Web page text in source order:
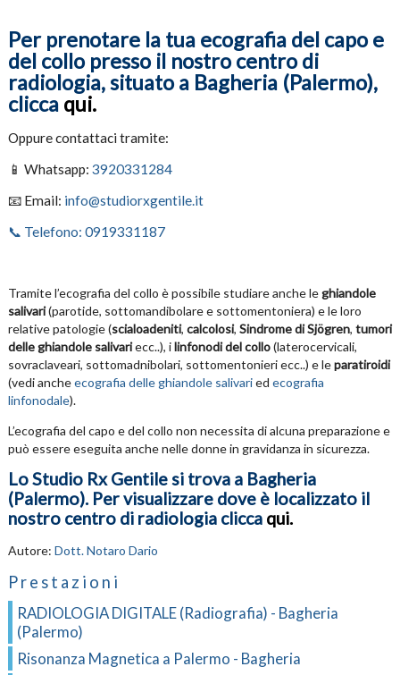
Per prenotare la tua ecografia del capo e
del collo presso il nostro centro di
radiologia, situato a Bagheria (Palermo),
clicca qui.
Oppure contattaci tramite:
📱 Whatsapp: 3920331284
📧 Email: info@studiorxgentile.it
📞 Telefono: 0919331187
Tramite l’ecografia del collo è possibile studiare anche leghiandole
salivari(parotide, sottomandibolare e sottomentoniera) e le loro
relative patologie (scialoadeniti, calcolosi, Sindrome di Sjögren, tumori
delle ghiandole salivariecc..), ilinfonodidel collo(laterocervicali,
sovraclaveari, sottomadnibolari, sottomentonieri ecc..) e leparatiroidi
(vedi ancheecografia delle ghiandole salivaried ecografia
linfonodale).
L’ecografia del capo e del collo non necessita di alcuna preparazione e
può essere eseguita anche nelle donne in gravidanza in sicurezza.
Lo Studio Rx Gentile si trova a Bagheria
(Palermo). Per visualizzare dove è localizzato il
nostro centro di radiologia clicca qui.
Autore: Dott. Notaro Dario
Prestazioni
RADIOLOGIA DIGITALE (Radiografia) - Bagheria
(Palermo)
Risonanza Magnetica a Palermo - Bagheria